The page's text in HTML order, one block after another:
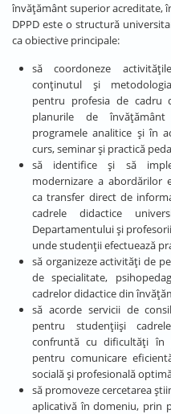
învăţământ superior acreditate,
DPPD este o structură
ca obiective principale:
să coordoneze
conținutul și
pentru profesia de cadru
planurile de
programele analitice și în
curs, seminar și practică
să identifice și să
modernizare a abordărilor
ca transfer direct de
cadrele didactice
Departamentului și
unde studenții efectuează
să organizeze activități de
de specialitate,
cadrelor didactice din
să acorde servicii de
pentru studenţiişi
confruntă cu dificultăţi în
pentru comunicare
socială şi profesională
să promoveze cercetarea
aplicativă în domeniu, prin